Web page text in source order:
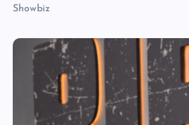
Showbiz